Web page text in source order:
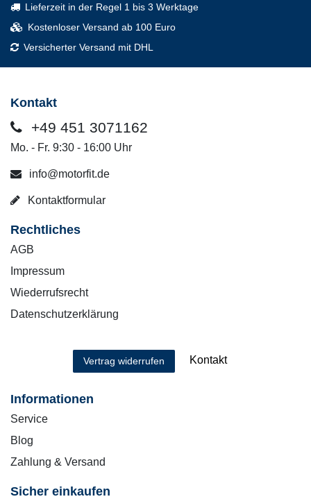
Lieferzeit in der Regel 1 bis 3 Werktage
Kostenloser Versand ab 100 Euro
Versicherter Versand mit DHL
Kontakt
+49 451 3071162
Mo. - Fr. 9:30 - 16:00 Uhr
info@motorfit.de
Kontaktformular
Rechtliches
AGB
Impressum
Wiederrufsrecht
Datenschutzerklärung
Vertrag widerrufen Kontakt
Informationen
Service
Blog
Zahlung & Versand
Sicher einkaufen